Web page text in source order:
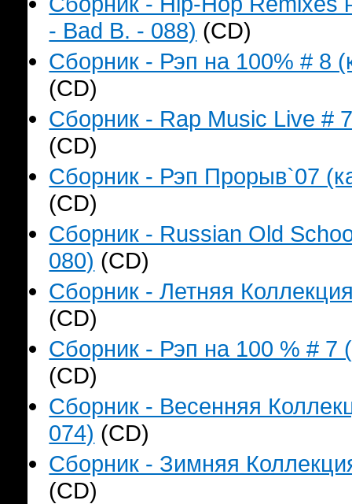
- Bad B. - 088) (CD)
Сборник - Рэп на 100% # 8
(CD)
Сборник - Rap Music Live #
(CD)
Сборник - Рэп Прорыв`07
(CD)
Сборник - Russian Old
080) (CD)
Сборник - Летняя
(CD)
Сборник - Рэп на 100 % # 7
(CD)
Сборник - Весенняя
074) (CD)
Сборник - Зимняя
(CD)